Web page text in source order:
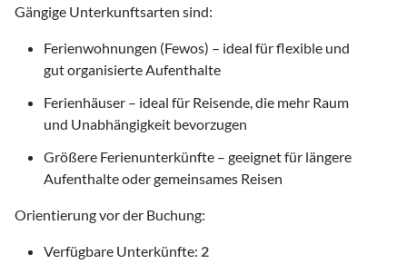
Gängige Unterkunftsarten sind:
Ferienwohnungen (Fewos) – ideal für flexible und
gut organisierte Aufenthalte
Ferienhäuser – ideal für Reisende, die mehr Raum
und Unabhängigkeit bevorzugen
Größere Ferienunterkünfte – geeignet für längere
Aufenthalte oder gemeinsames Reisen
Orientierung vor der Buchung:
Verfügbare Unterkünfte: 2